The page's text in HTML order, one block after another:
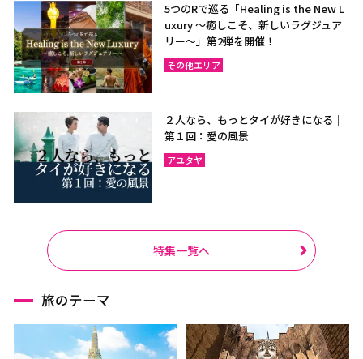
5つのRで巡る「Healing is the New L
uxury ～癒しこそ、新しいラグジュア
リー〜」第2弾を開催！
その他エリア
２人なら、もっとタイが好きになる｜
第１回：愛の風景
アユタヤ
特集一覧へ
旅のテーマ